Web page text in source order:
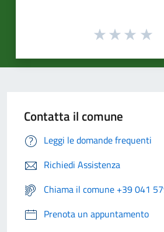
Contatta il comune
Leggi le domande frequenti
Richiedi Assistenza
Chiama il comune +39 041
Prenota un appuntamento